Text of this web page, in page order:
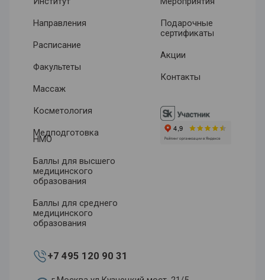
Направления
Расписание
Факультеты
Массаж
Косметология
Медподготовка
Подарочные
сертификаты
Акции
Контакты
НМО
Баллы для высшего
медицинского
образования
Баллы для среднего
медицинского
образования
+7 495 120 90 31